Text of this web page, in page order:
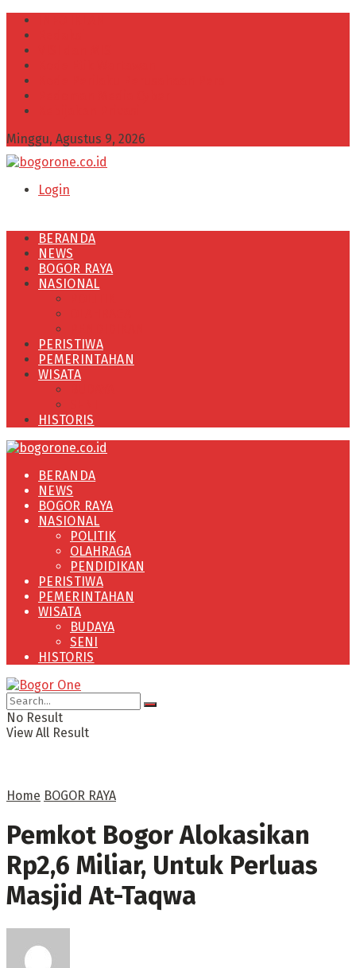
Minggu, Agustus 9, 2026
Login
BERANDA
NEWS
BOGOR RAYA
NASIONAL
PERISTIWA
PEMERINTAHAN
WISATA
HISTORIS
BERANDA
NEWS
BOGOR RAYA
NASIONAL
POLITIK
OLAHRAGA
PENDIDIKAN
PERISTIWA
PEMERINTAHAN
WISATA
BUDAYA
SENI
HISTORIS
No Result
View All Result
Home BOGOR RAYA
Pemkot Bogor Alokasikan
Rp2,6 Miliar, Untuk Perluas
Masjid At-Taqwa